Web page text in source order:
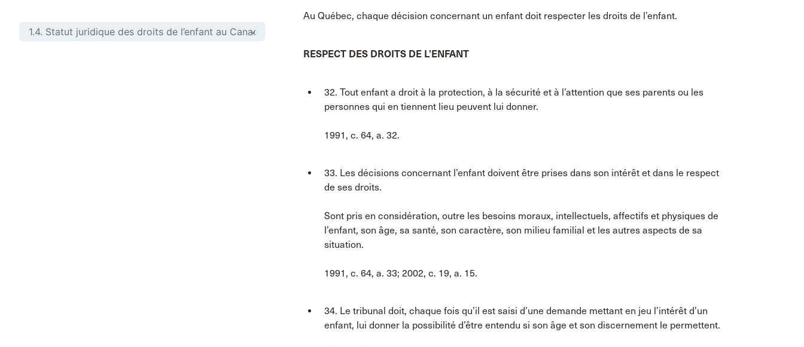
Au Québec, chaque décision concernant un enfant doit respecter les droits de l’enfant.
RESPECT DES DROITS DE L’ENFANT
32. Tout enfant a droit à la protection, à la sécurité et à l’attention que ses parents ou les
personnes qui en tiennent lieu peuvent lui donner.
1991, c. 64, a. 32.
33. Les décisions concernant l’enfant doivent être prises dans son intérêt et dans le respect
de ses droits.
Sont pris en considération, outre les besoins moraux, intellectuels, affectifs et physiques de
l’enfant, son âge, sa santé, son caractère, son milieu familial et les autres aspects de sa
situation.
1991, c. 64, a. 33; 2002, c. 19, a. 15.
34. Le tribunal doit, chaque fois qu’il est saisi d’une demande mettant en jeu l’intérêt d’un
enfant, lui donner la possibilité d’être entendu si son âge et son discernement le permettent.